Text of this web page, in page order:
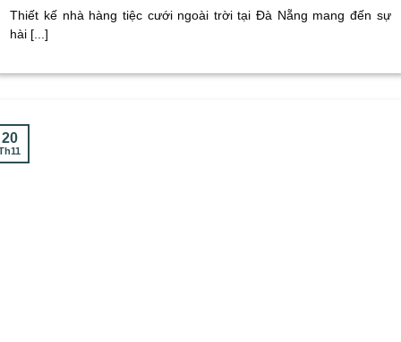
Thiết kế nhà hàng tiệc cưới ngoài trời tại Đà Nẵng mang đến sự
hài [...]
20